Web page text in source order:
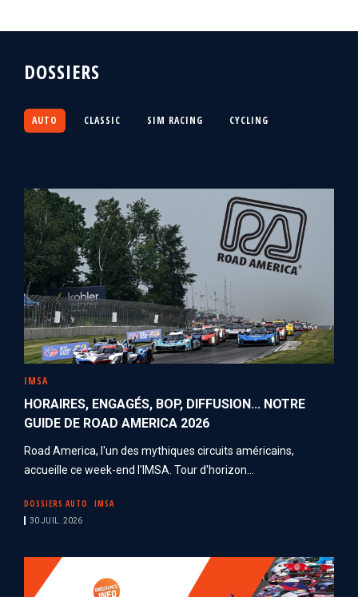
DOSSIERS
AUTO CLASSIC SIM RACING CYCLING
IMSA
HORAIRES, ENGAGÉS, BOP, DIFFUSION... NOTRE
GUIDE DE ROAD AMERICA 2026
Road America, l'un des mythiques circuits américains,
accueille ce week-end l'IMSA. Tour d'horizon...
DOSSIERS AUTO IMSA
30 JUIL. 2026